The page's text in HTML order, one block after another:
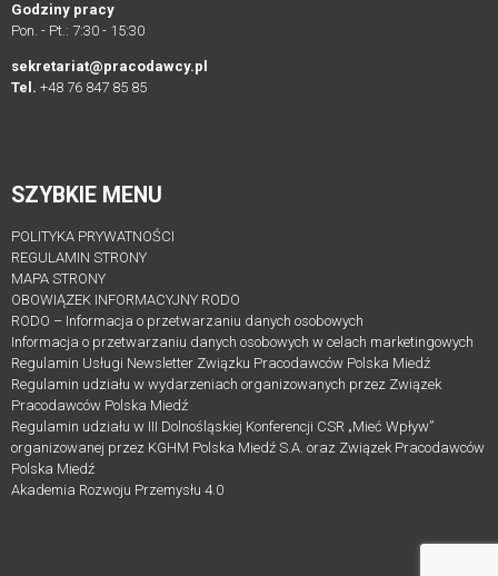
Polska
Miedź
VIII
Edycji
DZIAŁALNOŚĆ
Akademia
Rozwoju
Przemysłu
4.0
Wydarzenia
–
Akademia
Rozwoju
Godziny pracy
Pon. - Pt.: 7:30 - 15:30
sekretariat@pracodawcy.pl
Tel. +48 76 847 85 85
SZYBKIE MENU
POLITYKA PRYWATNOŚCI
REGULAMIN STRONY
MAPA STRONY
OBOWIĄZEK INFORMACYJNY RODO
RODO – Informacja o przetwarzaniu danych osobowych
Informacja o przetwarzaniu danych osobowych w celach marketingowych
Regulamin Usługi Newsletter Związku Pracodawców Polska Miedź
Regulamin udziału w wydarzeniach organizowanych przez Związek
Pracodawców Polska Miedź
Regulamin udziału w III Dolnośląskiej Konferencji CSR „Mieć Wpływ”
organizowanej przez KGHM Polska Miedź S.A. oraz Związek Pracodawców
Polska Miedź
Akademia Rozwoju Przemysłu 4.0